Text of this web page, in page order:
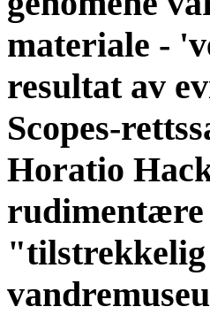
materiale -
resultat av
Scopes-
Horatio
rudimentære
"tilstrekkelig